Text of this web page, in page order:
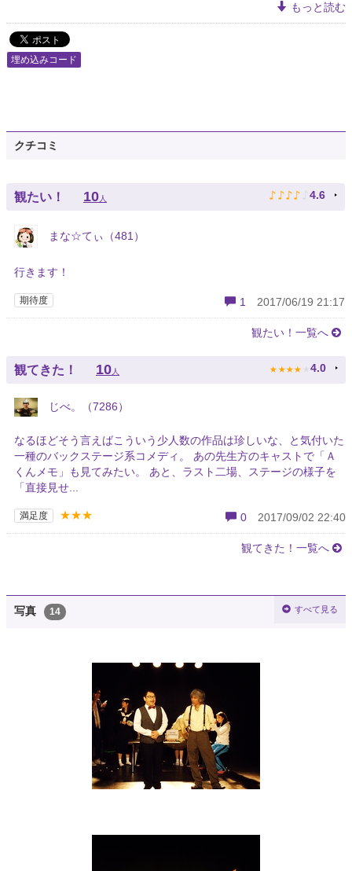
もっと読む
埋め込みコード
クチコミ
観たい！ 10人 ♪ ♪ ♪ ♪ ♪ 4.6
まな☆てぃ（481）
行きます！
期待度 1 2017/06/19 21:17
観たい！一覧へ
観てきた！ 10 人 ★ ★ ★ ★ ★ 4.0
じべ。（7286）
なるほどそう言えばこういう少人数の作品は珍しいな、と気付いた
一種のバックステージ系コメディ。 あの先生方のキャストで「Ａ
くんメモ」も見てみたい。 あと、ラスト二場、ステージの様子を
「直接見せ...
満足度 ★★★ 0 2017/09/02 22:40
観てきた！一覧へ
写真 14 すべて見る